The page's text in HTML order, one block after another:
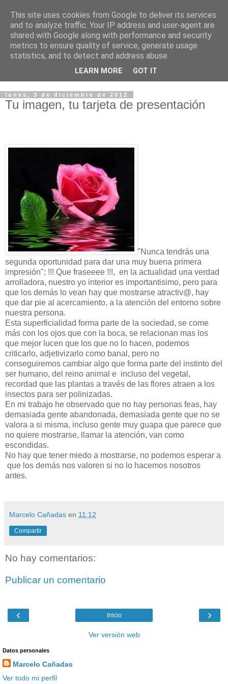
LA PELUQUERIA EN UN
MUNDO GLOBAL
Filosofando en la peluquería.....
lunes, 3 de diciembre de 2012
Tu imagen, tu tarjeta de presentación
"Nunca tendrás una
segunda oportunidad para dar una muy buena primera
impresión"; !!! Que fraseeee !!!, en la actualidad una verdad
arrolladora, nuestro yo interior es importantisimo, pero para
que los demás lo vean hay que mostrarse atractiv@, hay
que dar pie al acercamiento, a la atención del entorno sobre
nuestra persona.
Esta superficialidad forma parte de la sociedad, se come
más con los ojos que con la boca, se relacionan mas los
que mejor lucen que los que no lo hacen, podemos
criticarlo, adjetivizarlo como banal, pero no
conseguiremos cambiar algo que forma parte del instinto del
ser humano, del reino animal e incluso del vegetal,
recordad que las plantas a través de las flores atraen a los
insectos para ser polinizadas.
En mi trabajo he observado que no hay personas feas, hay
demasiada gente abandonada, demasiada gente que no se
valora a si misma, incluso gente muy guapa que parece que
no quiere mostrarse, llamar la atención, van como
escondidas.
No hay que tener miedo a mostrarse, no podemos esperar a
que los demás nos valoren si no lo hacemos nosotros
antes.
Marcelo Cañadas en 11:12
Compartir
No hay comentarios:
Publicar un comentario
‹ ›
Inicio
Ver versión web
Datos personales
Marcelo Cañadas
Ver todo mi perfil
This site uses cookies from Google to deliver its services
and to analyze traffic. Your IP address and user-agent are
shared with Google along with performance and security
metrics to ensure quality of service, generate usage
statistics, and to detect and address abuse.
LEARN MORE GOT IT